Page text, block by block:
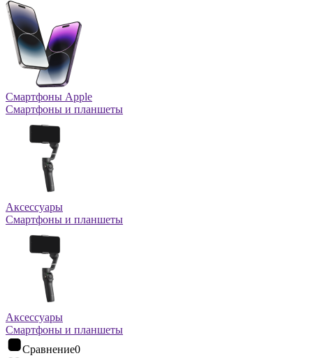
Смартфоны Apple
Смартфоны и планшеты
Аксессуары
Смартфоны и планшеты
Аксессуары
Смартфоны и планшеты
Сравнение0